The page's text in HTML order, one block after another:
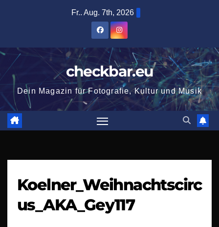
Fr.. Aug. 7th, 2026
checkbar.eu
Dein Magazin für Fotografie, Kultur und Musik
Koelner_Weihnachtscirc
us_AKA_Gey117